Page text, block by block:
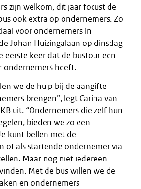
zijn welkom, dit jaar focust de
ook extra op ondernemers. Zo
voor ondernemers in
Johan Huizingalaan op dinsdag
eerste keer dat de bustour een
ondernemers heeft.
we de hulp bij de aangifte
brengen”, legt Carina van
uit. “Ondernemers die zelf hun
bieden we zo een
kunt bellen met de
of als startende ondernemer via
Maar nog niet iedereen
Met de bus willen we de
en ondernemers